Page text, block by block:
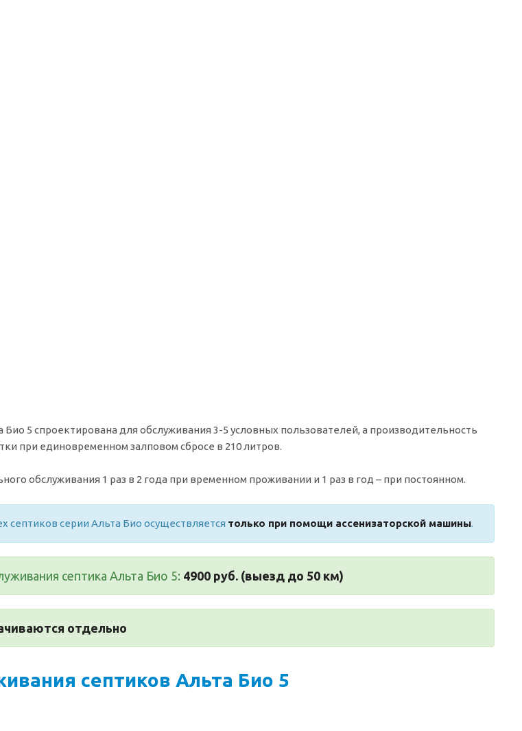
5 спроектирована для обслуживания 3-5 условных пользователей, а производительность
при единовременном залповом сбросе в 210 литров.
обслуживания 1 раз в 2 года при временном проживании и 1 раз в год – при постоянном.
септиков серии Альта Био осуществляется только при помощи ассенизаторской машины.
септика Альта Био 5: 4900 руб. (выезд до 50 км)
отдельно
септиков Альта Био 5